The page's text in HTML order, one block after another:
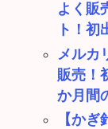
よく販
ト！初
メルカ
販売！
か月間
【か